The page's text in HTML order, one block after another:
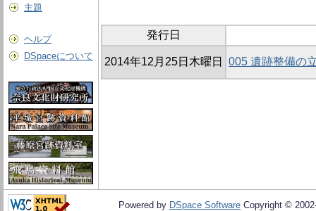
主題
ヘルプ
DSpaceについて
発行日
2014年12月25日木曜日 005 遺跡整備の
Powered by DSpace Software Copyright ©